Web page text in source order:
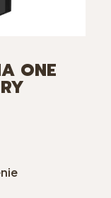
ONE